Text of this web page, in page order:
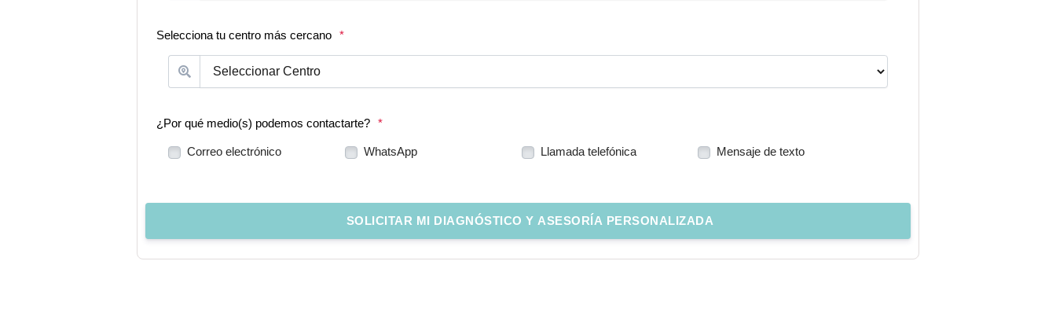
Selecciona tu centro más cercano *
¿Por qué medio(s) podemos contactarte? *
Correo electrónico WhatsApp Llamada telefónica Mensaje de texto
SOLICITAR MI DIAGNÓSTICO Y ASESORÍA PERSONALIZADA